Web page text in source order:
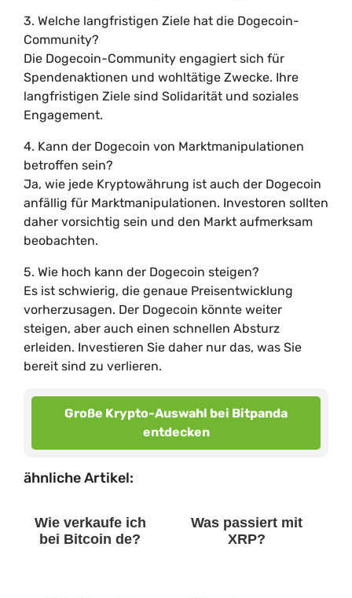
3. Welche langfristigen Ziele hat die Dogecoin-
Community?
Die Dogecoin-Community engagiert sich für
Spendenaktionen und wohltätige Zwecke. Ihre
langfristigen Ziele sind Solidarität und soziales
Engagement.
4. Kann der Dogecoin von Marktmanipulationen
betroffen sein?
Ja, wie jede Kryptowährung ist auch der Dogecoin
anfällig für Marktmanipulationen. Investoren sollten
daher vorsichtig sein und den Markt aufmerksam
beobachten.
5. Wie hoch kann der Dogecoin steigen?
Es ist schwierig, die genaue Preisentwicklung
vorherzusagen. Der Dogecoin könnte weiter
steigen, aber auch einen schnellen Absturz
erleiden. Investieren Sie daher nur das, was Sie
bereit sind zu verlieren.
Große Krypto-Auswahl bei Bitpanda
entdecken
ähnliche Artikel:
Wie verkaufe ich
bei Bitcoin de?
Was passiert mit
XRP?